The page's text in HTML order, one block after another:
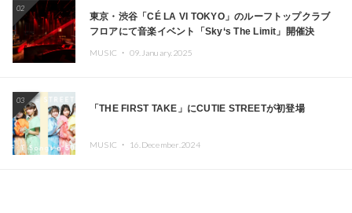
02
東京・渋谷「CÉ LA VI TOKYO」のルーフトップクラブ
フロアにて音楽イベント「Sky‘s The Limit」開催決
Kza（FORCE OF NATURE）ら日本を代表するDJ・クリ
MUSIC ・ 09.January.2025
03
「THE FIRST TAKE」にCUTIE STREETが初登場
MUSIC ・ 16.December.2024